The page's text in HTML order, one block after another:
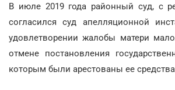
В июле 2019 года районный суд, с
согласился суд апелляционной
удовлетворении жалобы матери
отмене постановления
которым были арестованы ее